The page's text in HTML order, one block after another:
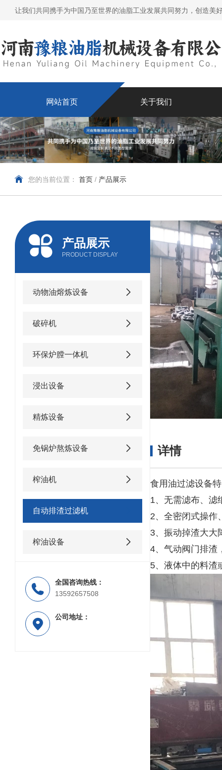
让我们共同携手为中国乃至世界的油脂工业发展共同努力，创造美
网站首页 关于我们
您的当前位置： 首页 / 产品展示
产品展示
PRODUCT DISPLAY
动物油熔炼设备
破碎机
环保炉膛一体机
浸出设备
精炼设备
免锅炉熬炼设备
榨油机
自动排渣过滤机
榨油设备
全国咨询热线：
13592657508
公司地址：
详情
食用油过滤设备
1、无需滤布、滤
2、全密闭式操作
3、振动掉渣大大
4、气动阀门排渣
5、液体中的料渣